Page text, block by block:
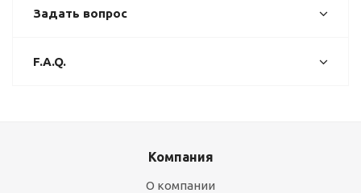
Задать вопрос
F.A.Q.
Компания
О компании